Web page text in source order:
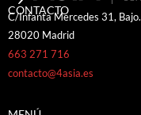
CONTACTO
C/Infanta Mercedes 31, Bajo.
28020 Madrid
663 271 716
contacto@4asia.es